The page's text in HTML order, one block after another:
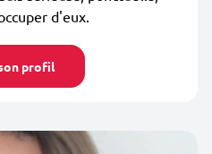
d'eux.
profil